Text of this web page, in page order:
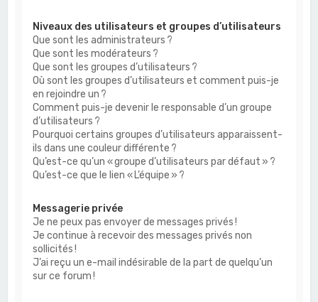
Niveaux des utilisateurs et groupes d’utilisateurs
Que sont les administrateurs ?
Que sont les modérateurs ?
Que sont les groupes d’utilisateurs ?
Où sont les groupes d’utilisateurs et comment puis-je
en rejoindre un ?
Comment puis-je devenir le responsable d’un groupe
d’utilisateurs ?
Pourquoi certains groupes d’utilisateurs apparaissent-
ils dans une couleur différente ?
Qu’est-ce qu’un « groupe d’utilisateurs par défaut » ?
Qu’est-ce que le lien « L’équipe » ?
Messagerie privée
Je ne peux pas envoyer de messages privés !
Je continue à recevoir des messages privés non
sollicités !
J’ai reçu un e-mail indésirable de la part de quelqu’un
sur ce forum !